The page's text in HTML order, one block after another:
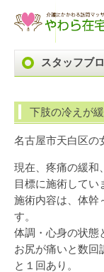
スタッフブ
下肢の冷えが
名古屋市天白区の
現在、疼痛の緩和
目標に施術してい
施術内容は、体幹
す。
体調・心身の状態
お尻が痛いと数回
と１回あり。